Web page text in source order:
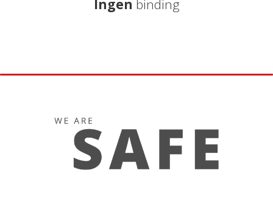
Ingen binding